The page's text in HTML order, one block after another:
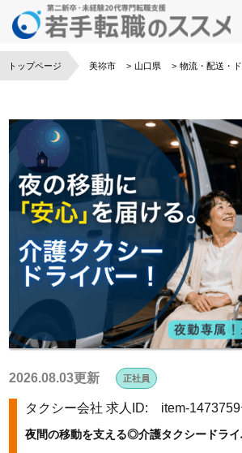
トップページ 美祢市 山口県 物流・配送・
2026.08.03更新 正社員
タクシー会社 求人ID: item-1473759
夜間の移動を支える◎介護タクシードラ